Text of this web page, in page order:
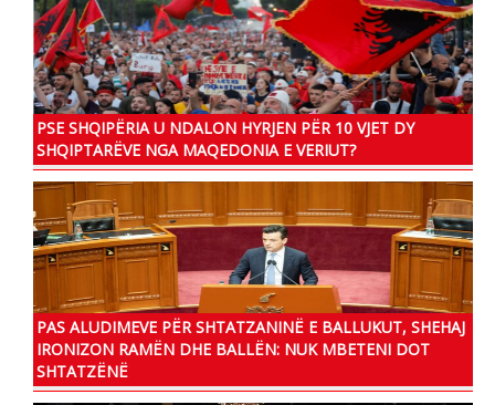
PSE SHQIPËRIA U NDALON HYRJEN PËR 10 VJET DY
SHQIPTARËVE NGA MAQEDONIA E VERIUT?
PAS ALUDIMEVE PËR SHTATZANINË E BALLUKUT, SHEHAJ
IRONIZON RAMËN DHE BALLËN: NUK MBETENI DOT
SHTATZËNË